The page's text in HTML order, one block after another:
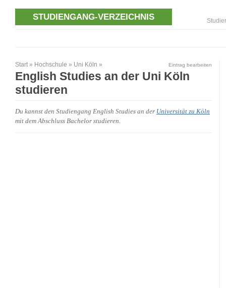
STUDIENGANG-VERZEICHNIS
Start » Hochschule » Uni Köln » Eintrag bearbeiten
English Studies an der Uni Köln
studieren
Du kannst den Studiengang English Studies an der Universität zu Köln
mit dem Abschluss Bachelor studieren.